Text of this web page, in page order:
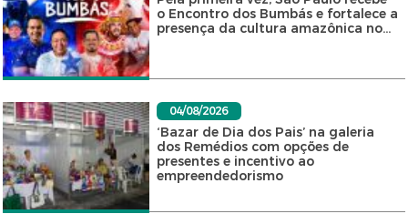
o Encontro dos Bumbás e fortalece a
presença da cultura amazônica no...
04/08/2026
‘Bazar de Dia dos Pais’ na galeria
dos Remédios com opções de
presentes e incentivo ao
empreendedorismo